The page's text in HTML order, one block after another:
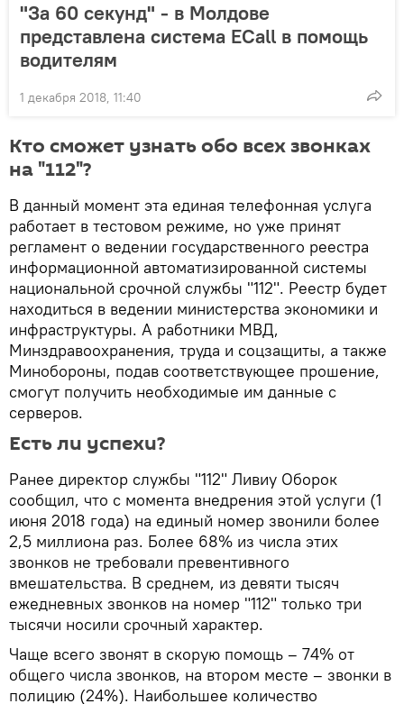
"За 60 секунд" - в Молдове
представлена система ECall в помощь
водителям
1 декабря 2018, 11:40
Кто сможет узнать обо всех звонках
на "112"?
В данный момент эта единая телефонная услуга
работает в тестовом режиме, но уже принят
регламент о ведении государственного реестра
информационной автоматизированной системы
национальной срочной службы "112". Реестр будет
находиться в ведении министерства экономики и
инфраструктуры. А работники МВД,
Минздравоохранения, труда и соцзащиты, а также
Минобороны, подав соответствующее прошение,
смогут получить необходимые им данные с
серверов.
Есть ли успехи?
Ранее директор службы "112" Ливиу Оборок
сообщил, что с момента внедрения этой услуги (1
июня 2018 года) на единый номер звонили более
2,5 миллиона раз. Более 68% из числа этих
звонков не требовали превентивного
вмешательства. В среднем, из девяти тысяч
ежедневных звонков на номер "112" только три
тысячи носили срочный характер.
Чаще всего звонят в скорую помощь – 74% от
общего числа звонков, на втором месте – звонки в
полицию (24%). Наибольшее количество